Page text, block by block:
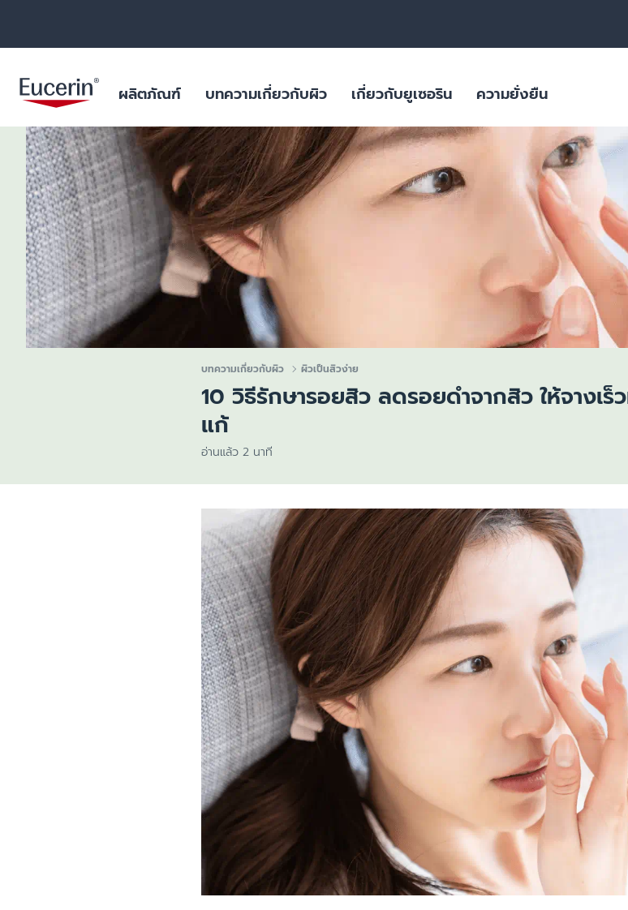
ผลิตภัณฑ์
ผลิตภัณฑ์บำรุงผิวหน้า
ผลิตภัณฑ์บำรุงผิวกาย
ผลิตภัณฑ์ป้องกันแสงแดด
ผลิตภัณฑ์บำรุงผิวรอบดวงตาและริม
ฝีปาก
ผลิตภัณฑ์ดูแลมือและเท้า
ผลิตภัณฑ์สำหรับเด็ก
ผิวมัน และปัญหาสิว
ฟื้นฟูผิวไหม้แดด
ริมฝีปากแห้งแตก
ผิวแห้ง
ผิวแห้งจากโรค เช่น เบาหวาน
ผิวแห้ง
สีผิวไม่สม่ำเสมอ
หนังศีรษะมีรังแค และผมบาง
ผิวบอบบางแพ้ง่าย
ป้องกันแสงแดด
ผลิตภัณฑ์ผิวมีจุด
ผลิตภัณฑ์สำหรับผิ
ผลิตภัณฑ์ครีมบำ
ง่าย ผิวแห้งมาก
ผลิตภัณฑ์ดูแลเส้น
บอบบาง แพ้ง่าย
ผลิตภัณฑ์ดูแลปัญ
แลดูอ่อนกว่าวัย
ผลิตภัณฑ์ครีมบำ
ง่าย ไวต่อการระ
ผลิตภัณฑ์ครีมบำรุ
ลอกขุย
บทความเกี่ยวกับผิว
สำหรับริ้วรอย หย่อนคล้อย
สำหรับผิวแห้งระคายเคือง
สำหรับผิวมัน และปัญหาสิว
สำหรับผิวแห้งมาก เป็นขุย
สำหรับปกป้องแสงแดด
เกี่ยวกับยูเซอริน
ฐานข้อมูลสารสำคัญ
บทพิสูจน์ทางวิทยาศาสตร์
ความยั่งยืน
ยูเซอรินให้คำมั่นสัญญาในการต่อ
ต้านการทดลองในสัตว์
ไมโครพลาสติกในผลิตภัณฑ์ดูแล
ร่างกาย
วัตถุดิบอันเป็นเลิศสำหรับผลิตภัณฑ์
คุณภาพเยี่ยม
ไมโครพลาสติกในผลิตภัณฑ์ดูแล
ร่างกาย
ใส่ใจสภาพภูมิอาก
บรรจุภัณฑ์ที่ยั่ง
ผลการค้นหายอดนิยม
aquaphor
eczema
keratosis pilaris
uera
ผิวที่เปลี่ยนไปตามวัย
ผลิตภัณฑ์ดูแลปัญหาริ้วรอย ผิวหย่อนคล้อยสำหรับวัย
Eucerin HYALURON RADIANCE-LIFT
27 Reviews
บทความเกี่ยวกับผิว ผิวเป็นสิวง่าย
10 วิธีรักษารอยสิว ลดรอยดำจากสิว ให้จางเ
แก้
อ่านแล้ว 2 นาที